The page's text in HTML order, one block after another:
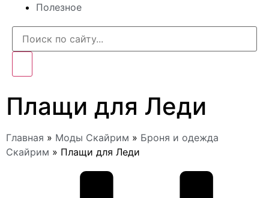
Полезное
Плащи для Леди
Главная » Моды Скайрим » Броня и одежда
Скайрим » Плащи для Леди